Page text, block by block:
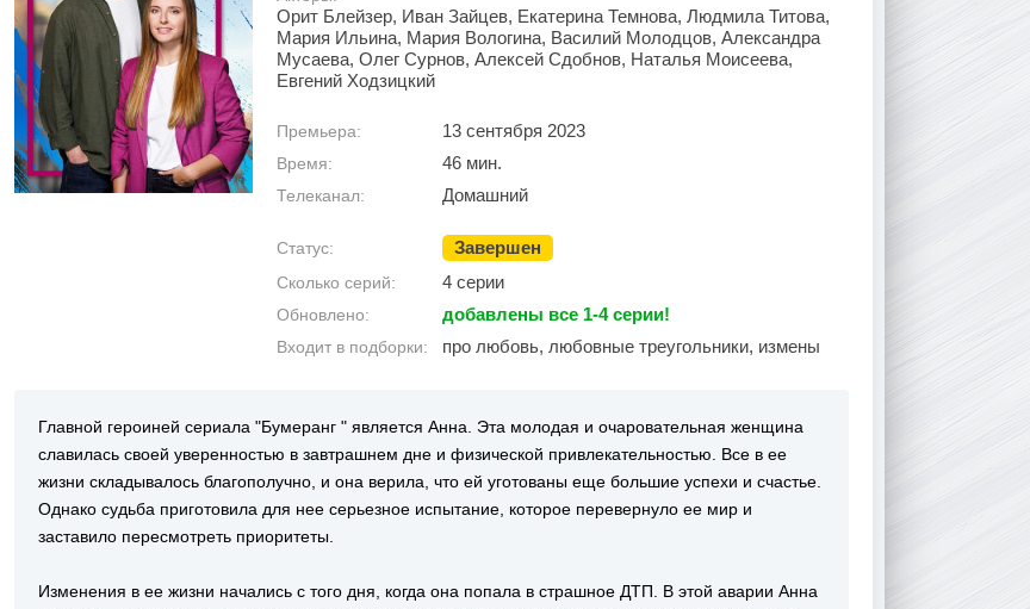
Орит Блейзер, Иван Зайцев, Екатерина Темнова, Людмила Титова,
Мария Ильина, Мария Вологина, Василий Молодцов, Александра
Мусаева, Олег Сурнов, Алексей Сдобнов, Наталья Моисеева,
Евгений Ходзицкий
Премьера: 13 сентября 2023
Время: 46 мин.
Телеканал: Домашний
Статус: Завершен
Сколько серий: 4 серии
Обновлено: добавлены все 1-4 серии!
Входит в подборки: про любовь, любовные треугольники, измены
Главной героиней сериала "Бумеранг " является Анна. Эта молодая и очаровательная женщина
славилась своей уверенностью в завтрашнем дне и физической привлекательностью. Все в ее
жизни складывалось благополучно, и она верила, что ей уготованы еще большие успехи и счастье.
Однако судьба приготовила для нее серьезное испытание, которое перевернуло ее мир и
заставило пересмотреть приоритеты.
Изменения в ее жизни начались с того дня, когда она попала в страшное ДТП. В этой аварии Анна